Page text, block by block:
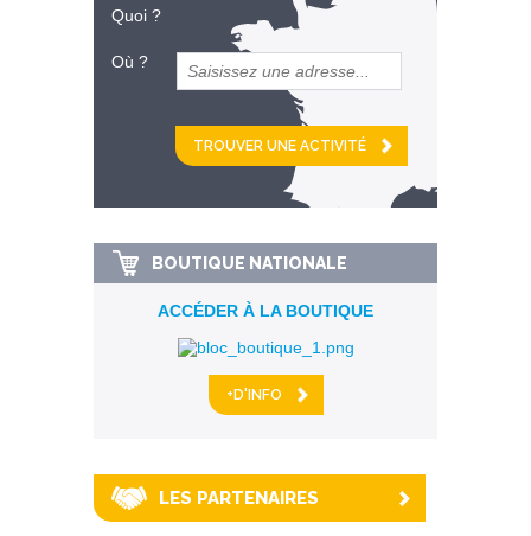
Quoi ?
Où ?
et
km alentour
BOUTIQUE NATIONALE
ACCÉDER À LA BOUTIQUE
+D'INFO
LES PARTENAIRES